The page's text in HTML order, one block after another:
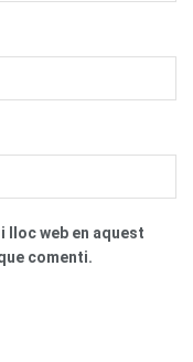
lloc web en aquest
comenti.